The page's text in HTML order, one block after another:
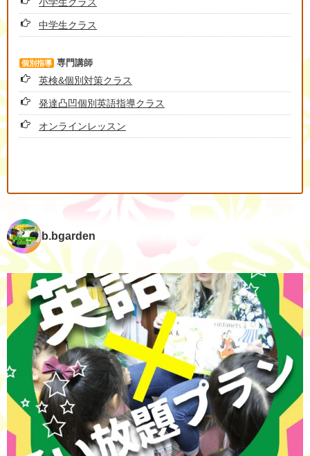
小学生クラス
中学生クラス
個別指導 専門講師
英検&個別対策クラス
発達凸凹個別英語指導クラス
オンラインレッスン
b.bgarden